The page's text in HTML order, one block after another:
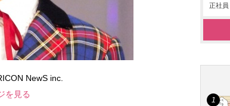
NewS inc.
を見る
正社